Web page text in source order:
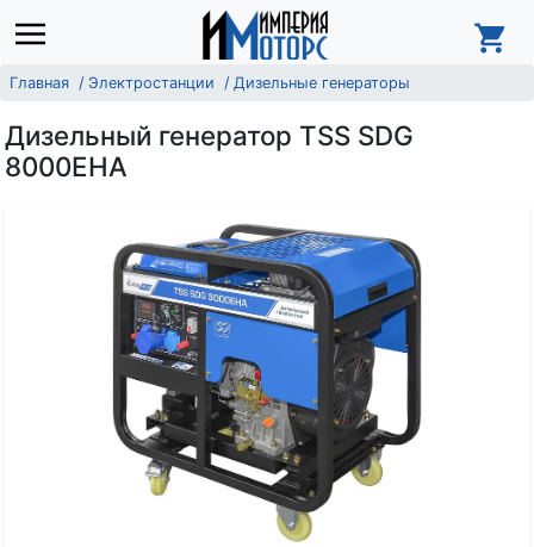
Главная Электростанции Дизельные генераторы
Дизельный генератор TSS SDG
8000EHA